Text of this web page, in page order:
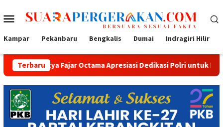
ke
Menu
Mobile
Kampar Pekanbaru Bengkalis Dumai Indragiri Hilir
Terbaru
Octama Apresiasi Dedikasi Polri untuk Masyarakat